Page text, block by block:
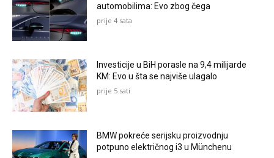
automobilima: Evo zbog čega
prije 4 sata
Investicije u BiH porasle na 9,4 milijarde
KM: Evo u šta se najviše ulagalo
prije 5 sati
BMW pokreće serijsku proizvodnju
potpuno električnog i3 u Münchenu